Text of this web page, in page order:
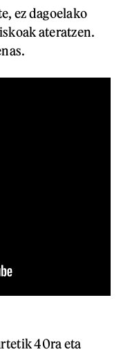
ez dagoelako
ateratzen.
40ra eta